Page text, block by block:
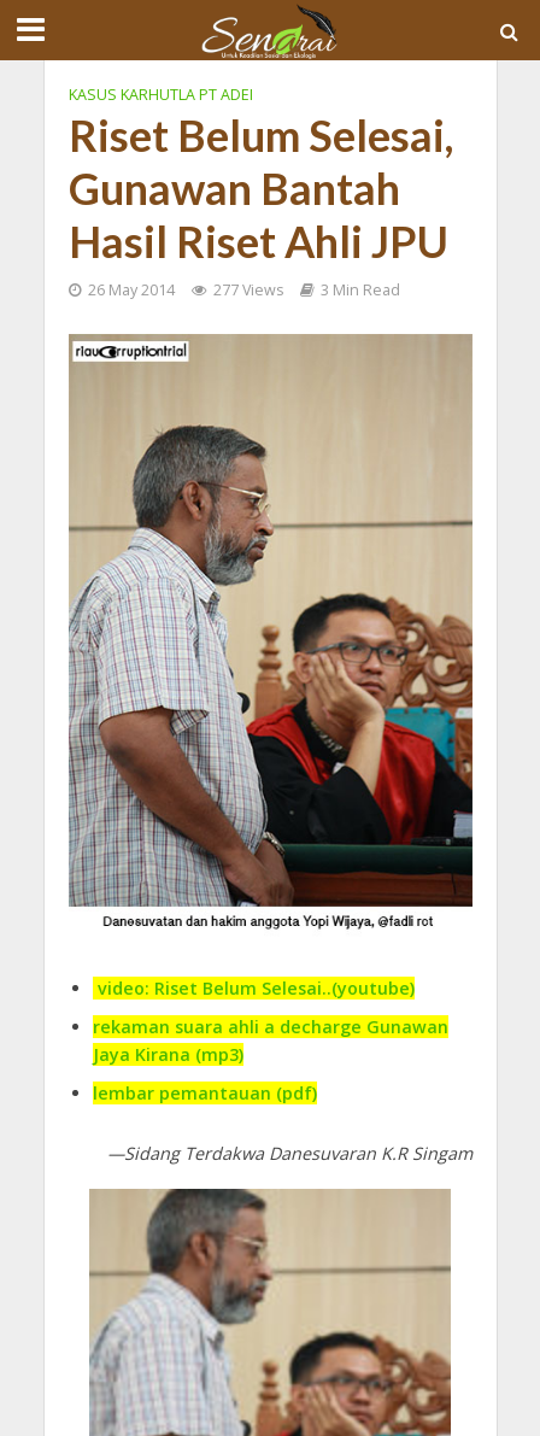
KASUS KARHUTLA PT ADEI
Riset Belum Selesai,
Gunawan Bantah
Hasil Riset Ahli JPU
26 May 2014 277 Views 3 Min Read
video: Riset Belum Selesai..(youtube)
rekaman suara ahli a decharge Gunawan
Jaya Kirana (mp3)
lembar pemantauan (pdf)
—Sidang Terdakwa Danesuvaran K.R Singam